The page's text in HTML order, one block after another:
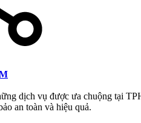
dịch vụ được ưa chuộng tại
an toàn và hiệu quả.